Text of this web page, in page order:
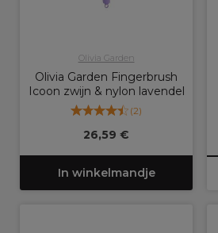
Olivia Garden
Olivia Garden Fingerbrush
Icoon zwijn & nylon lavendel
(2)
26,59 €
In winkelmandje